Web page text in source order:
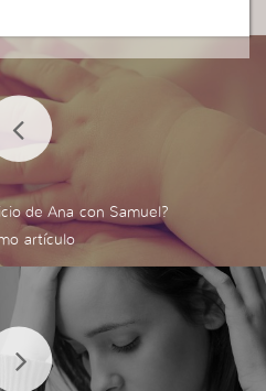
de Ana con Samuel?